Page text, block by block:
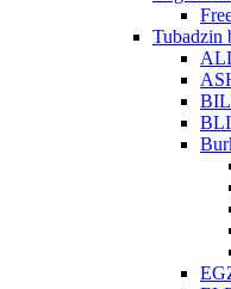
Tubadzin